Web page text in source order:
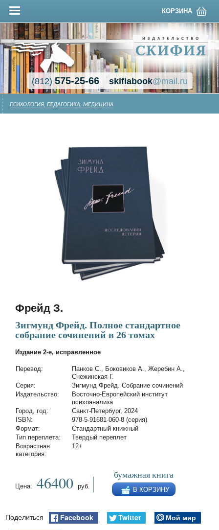
КОРЗИНА
(812)575-25-66 skifiabook@mail.ru
ПСИХОЛОГИЯ, ПЕДАГОГИКА, МЕДИЦИНА
Фрейд З.
Зигмунд Фрейд. Полное стандартное
собрание сочинений в 26 томах
Издание 2-е, исправленное
Перевод:
Панков С., Боковиков А., Жеребин А.,
Снежинская Г.
Cерия:
Зигмунд Фрейд. Собрание сочинений
Издательство:
Восточно-Европейский институт
психоанализа
Город, год:
Санкт-Петербург, 2024
ISBN:
978-5-91681-060-8 (серия)
Формат:
Стандартный книжный
Тип переплета:
Твердый переплет
Возрастная
категория:
12+
Цена: 46400 руб.
бумажная книга
В КОРЗИНУ
Поделиться Facebook Twitter
Мой мир